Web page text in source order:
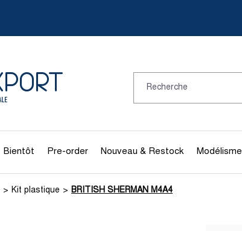
Bientôt Pre-order Nouveau & Restock Modélisme
Kit plastique BRITISH SHERMAN M4A4